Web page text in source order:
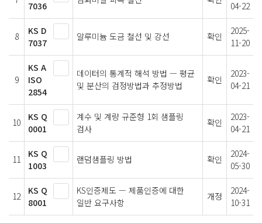
7036
04-22
8
KS D
7037
알루미늄 도금 철선 및 강선 확인
2025-
11-20
9
KS A
ISO
2854
데이터의 통계적 해석 방법 — 평균
및 분산의 검정방법과 추정방법
확인
2023-
04-21
10
KS Q
0001
계수 및 계량 규준형 1회 샘플링
검사
확인
2023-
04-21
11
KS Q
1003
랜덤샘플링 방법 확인
2024-
05-30
12
KS Q
8001
KS인증제도 — 제품인증에 대한
일반 요구사항
개정
2024-
10-31